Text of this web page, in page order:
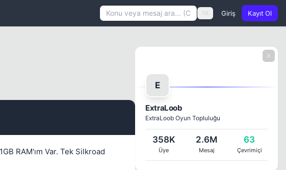
TR Giriş Kayıt Ol
RAM'ım Var. Tek Silkroad
E
ExtraLoob
ExtraLoob Oyun Topluluğu
358K
Üye
2.6M
Mesaj
63
Çevrimiçi